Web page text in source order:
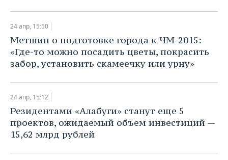
ХОККЕЙ С МЯЧОМ
ПРОИСШЕСТВИЯ
24 апр, 15:50
Метшин о подготовке города к ЧМ-2015:
«Где-то можно посадить цветы, покрасить
забор, установить скамеечку или урну»
24 апр, 15:12
Резидентами «Алабуги» станут еще 5
проектов, ожидаемый объем инвестиций —
15,62 млрд рублей